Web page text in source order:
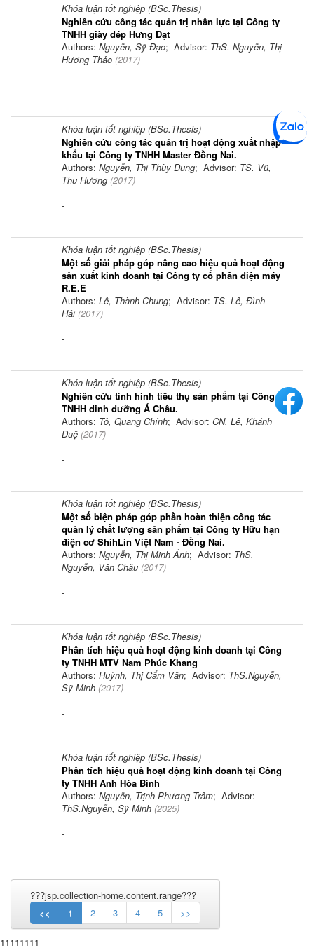
Khóa luận tốt nghiệp (BSc.Thesis)
Nghiên cứu công tác quản trị nhân lực tại Công ty
TNHH giày dép Hưng Đạt
Authors: Nguyễn, Sỹ Đạo; Advisor: ThS. Nguyễn, Thị
Hương Thảo (2017)
-
Khóa luận tốt nghiệp (BSc.Thesis)
Nghiên cứu công tác quản trị hoạt động xuất nhập
khẩu tại Công ty TNHH Master Đồng Nai.
Authors: Nguyễn, Thị Thùy Dung; Advisor: TS. Vũ,
Thu Hương (2017)
-
Khóa luận tốt nghiệp (BSc.Thesis)
Một số giải pháp góp nâng cao hiệu quả hoạt động
sản xuất kinh doanh tại Công ty cổ phần điện máy
R.E.E
Authors: Lê, Thành Chung; Advisor: TS. Lê, Đình
Hải(2017)
-
Khóa luận tốt nghiệp (BSc.Thesis)
Nghiên cứu tình hình tiêu thụ sản phẩm tại Công ty
TNHH dinh dưỡng Á Châu.
Authors: Tô, Quang Chính; Advisor: CN. Lê, Khánh
Duệ (2017)
-
Khóa luận tốt nghiệp (BSc.Thesis)
Một số biện pháp góp phần hoàn thiện công tác
quản lý chất lượng sản phẩm tại Công ty Hữu hạn
điện cơ ShihLin Việt Nam - Đồng Nai.
Authors: Nguyễn, Thị Minh Ánh; Advisor: ThS.
Nguyễn, Văn Châu (2017)
-
Khóa luận tốt nghiệp (BSc.Thesis)
Phân tích hiệu quả hoạt động kinh doanh tại Công
ty TNHH MTV Nam Phúc Khang
Authors: Huỳnh, Thị Cẩm Vân; Advisor: ThS.Nguyễn,
Sỹ Minh (2017)
-
Khóa luận tốt nghiệp (BSc.Thesis)
Phân tích hiệu quả hoạt động kinh doanh tại Công
ty TNHH Anh Hòa Bình
Authors: Nguyễn, Trịnh Phương Trâm; Advisor:
ThS.Nguyễn, Sỹ Minh (2025)
-
???jsp.collection-home.content.range???
<<
1 2 3 4 5 >>
11111111